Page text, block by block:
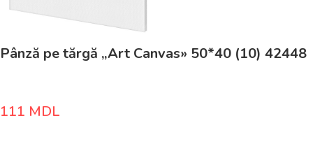
Pânză pe tărgă „Art Canvas» 50*40 (10) 42448
111 MDL